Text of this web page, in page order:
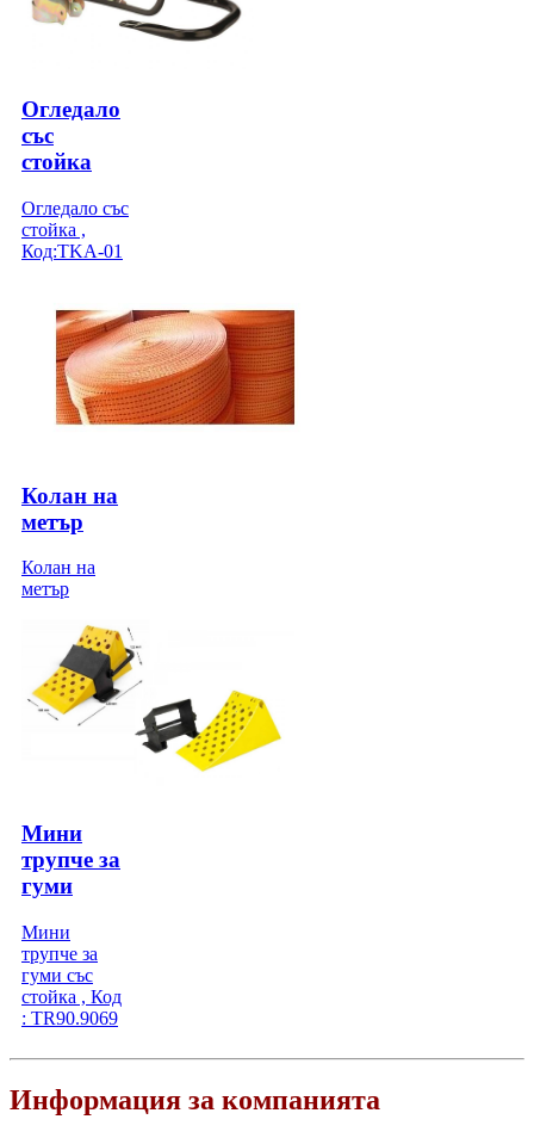
Огледало
със
стойка
Огледало със
стойка ,
Код:TKA-01
Колан на
метър
Колан на
метър
Мини
трупче за
гуми
Мини
трупче за
гуми със
стойка , Код
: TR90.9069
Информация за компанията